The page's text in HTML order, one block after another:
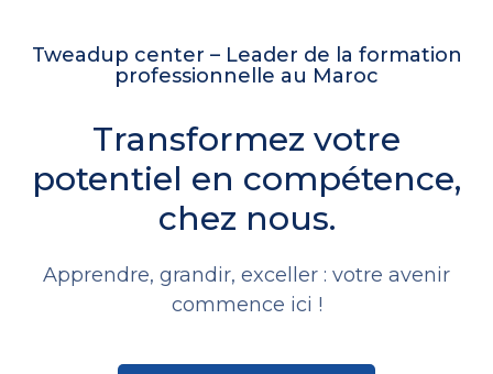
Tweadup center – Leader de la formation
professionnelle au Maroc
Transformez votre
potentiel en compétence,
chez nous.
Apprendre, grandir, exceller : votre avenir
commence ici !